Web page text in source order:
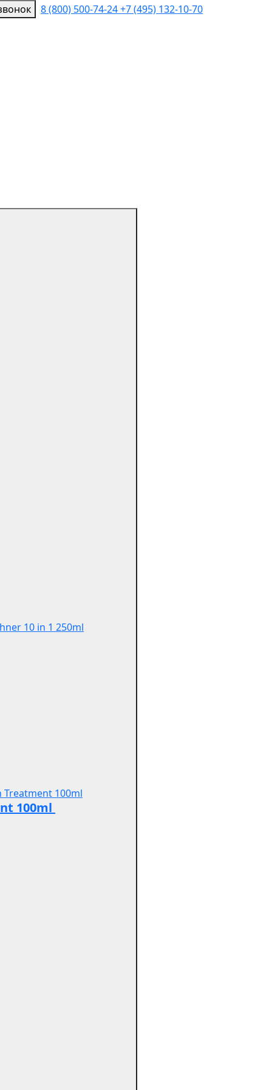
8 (800) 500-74-24+7 (495) 132-10-70
100ml